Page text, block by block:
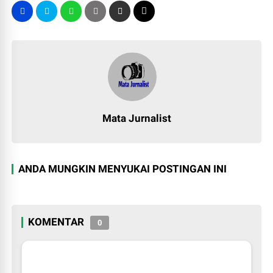
Mata Jurnalist
ANDA MUNGKIN MENYUKAI POSTINGAN INI
KOMENTAR 0